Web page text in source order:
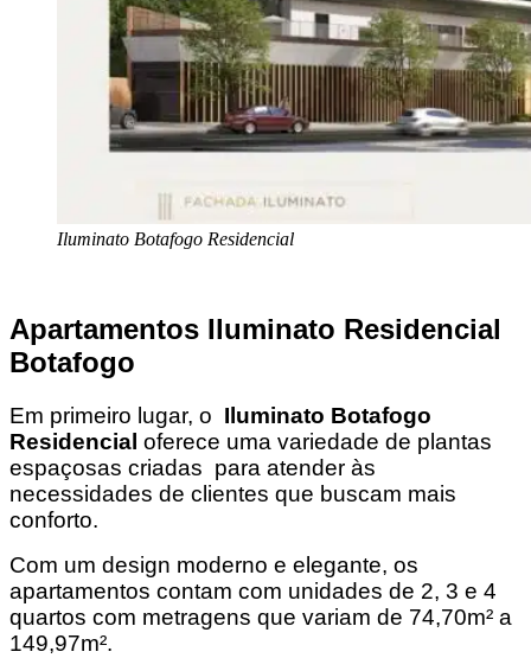
Iluminato Botafogo Residencial
Apartamentos Iluminato Residencial
Botafogo
Em primeiro lugar, o Iluminato Botafogo
Residencial oferece uma variedade de plantas
espaçosas criadas para atender às
necessidades de clientes que buscam mais
conforto.
Com um design moderno e elegante, os
apartamentos contam com unidades de 2, 3 e 4
quartos com metragens que variam de 74,70m² a
149,97m².